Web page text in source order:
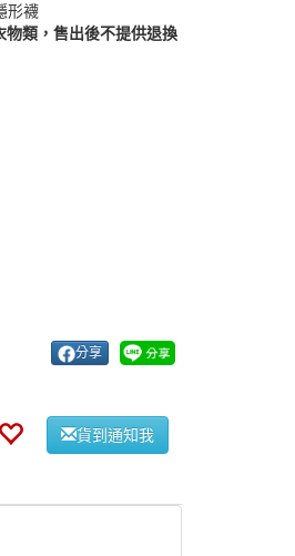
形襪
類，售出後不提供退換
分享
貨到通知我